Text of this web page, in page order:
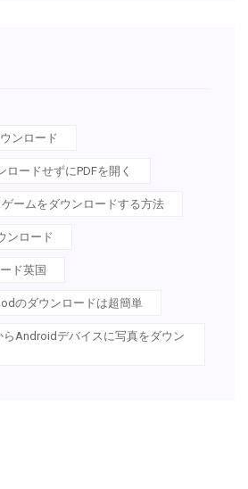
ンロード
ードせずにPDFを開く
ームをダウンロードする方法
ンロード
ド英国
のダウンロードは超簡単
Androidデバイスに写真をダウン